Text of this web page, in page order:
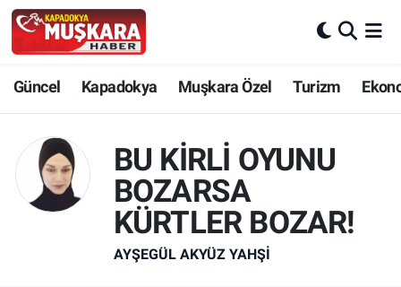
Güncel Kapadokya Muşkara Özel Turizm
BU KİRLİ OYUNU
BOZARSA
KÜRTLER BOZAR!
AYŞEGÜL AKYÜZ YAHŞI
Güncel
SEÇİM
Muşkara Özel
Nevşehir Hava Durumu
Nevşehir Trafik Yoğunluk Haritası
Süper Lig Puan Durumu ve Fikstür
Tüm Manşetler